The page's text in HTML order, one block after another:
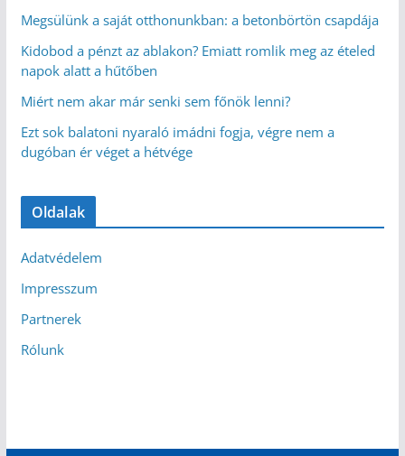
Megsülünk a saját otthonunkban: a betonbörtön csapdája
Kidobod a pénzt az ablakon? Emiatt romlik meg az ételed
napok alatt a hűtőben
Miért nem akar már senki sem főnök lenni?
Ezt sok balatoni nyaraló imádni fogja, végre nem a
dugóban ér véget a hétvége
Oldalak
Adatvédelem
Impresszum
Partnerek
Rólunk